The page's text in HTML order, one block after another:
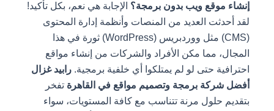
إنشاء موقع ويب بدون برمجة؟الإجابة هي نعم، بكل تأكيد!
لقد أحدثت العديد من المنصات وأنظمة إدارة المحتوى
(CMS) مثل ووردبريس (WordPress) ثورة في هذا
المجال، مما مكن الأفراد والشركات من إنشاء مواقع
احترافية حتى لو لم يمتلكوا أي خلفية برمجية.رابيد غزال
أفضل شركة برمجة وتصميم مواقع في القاهرةتفخر
بتقديم حلول مرنة تتناسب مع كافة المستويات، سواء